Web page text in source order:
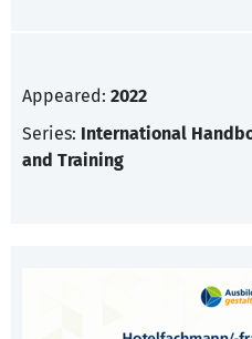
Appeared: 2022
Series: International
and Training